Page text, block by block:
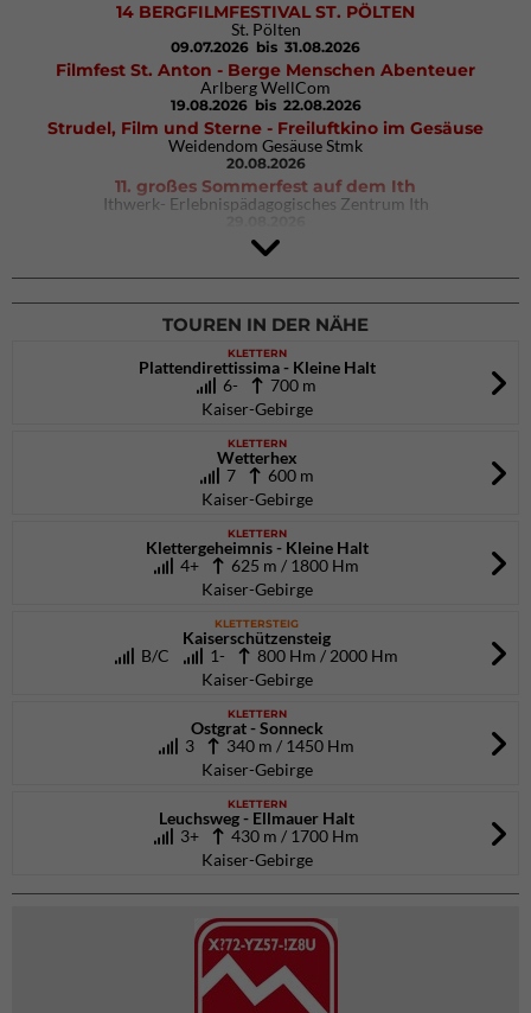
14 BERGFILMFESTIVAL ST. PÖLTEN
St. Pölten
09.07.2026 bis 31.08.2026
Filmfest St. Anton - Berge Menschen Abenteuer
Arlberg WellCom
19.08.2026 bis 22.08.2026
Strudel, Film und Sterne - Freiluftkino im Gesäuse
Weidendom Gesäuse Stmk
20.08.2026
11. großes Sommerfest auf dem Ith
Ithwerk- Erlebnispädagogisches Zentrum Ith
4Blocs KIDS 2026
DAV Kletter- & Boulderzentrum München Süd (Thalkirchen)
26.09.2026
TOUREN IN DER NÄHE
KLETTERN
Plattendirettissima - Kleine Halt
6-
700 m
Kaiser-Gebirge
KLETTERN
Wetterhex
7 600 m
Kaiser-Gebirge
KLETTERN
Klettergeheimnis - Kleine Halt
4+
625 m / 1800 Hm
Kaiser-Gebirge
KLETTERSTEIG
Kaiserschützensteig
B/C
1-
800 Hm / 2000 Hm
Kaiser-Gebirge
KLETTERN
Ostgrat - Sonneck
3
340 m / 1450 Hm
Kaiser-Gebirge
KLETTERN
Leuchsweg - Ellmauer Halt
3+
430 m / 1700 Hm
Kaiser-Gebirge